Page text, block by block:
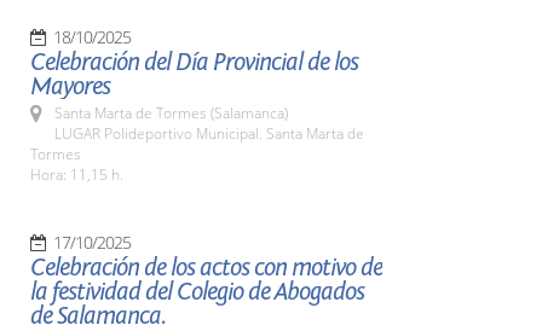
18/10/2025
Celebración del Día Provincial de los
Mayores
Santa Marta de Tormes (Salamanca)
LUGAR Polideportivo Municipal. Santa Marta de
Tormes
Hora: 11,15 h.
17/10/2025
Celebración de los actos con motivo de
la festividad del Colegio de Abogados
de Salamanca.